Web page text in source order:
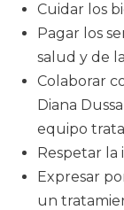
Cuidar los
Pagar los
salud y de
Colaborar
Diana
equipo
Respetar la
Expresar
un